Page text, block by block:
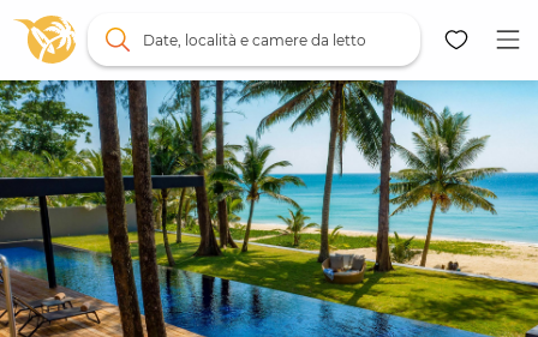
Date, località e camere da letto
Mappa